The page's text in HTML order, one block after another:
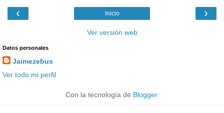
‹ ›
Inicio
Ver versión web
Datos personales
Jaimezebus
Ver todo mi perfil
Con la tecnología de Blogger.